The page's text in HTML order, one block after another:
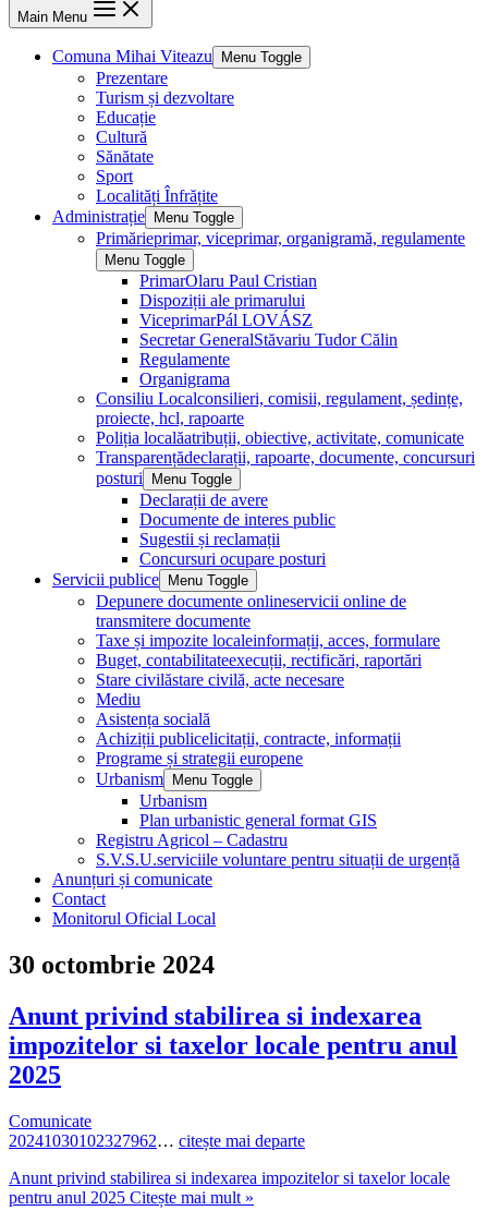
Main Menu
Comuna Mihai Viteazu Menu Toggle
Prezentare
Turism și dezvoltare
Educație
Cultură
Sănătate
Sport
Localități Înfrățite
Administrație
Menu Toggle
Primărieprimar, viceprimar, organigramă, regulamente
Menu Toggle
PrimarOlaru Paul Cristian
Dispoziții ale primarului
ViceprimarPál LOVÁSZ
Secretar GeneralStăvariu Tudor Călin
Regulamente
Organigrama
Consiliu Localconsilieri, comisii, regulament, ședințe,
proiecte, hcl, rapoarte
Poliția localăatribuții, obiective, activitate, comunicate
Transparențădeclarații, rapoarte, documente, concursuri
posturi
Menu Toggle
Declarații de avere
Documente de interes public
Sugestii și reclamații
Concursuri ocupare posturi
Servicii publice
Menu Toggle
Depunere documente onlineservicii online de
transmitere documente
Taxe și impozite localeinformații, acces, formulare
Buget, contabilitateexecuții, rectificări, raportări
Stare civilăstare civilă, acte necesare
Mediu
Asistența socială
Achiziții publicelicitații, contracte, informații
Programe și strategii europene
Urbanism
Menu Toggle
Urbanism
Plan urbanistic general format GIS
Registru Agricol – Cadastru
S.V.S.U.serviciile voluntare pentru situații de urgență
Anunțuri și comunicate
Contact
Monitorul Oficial Local
30 octombrie 2024
Anunt privind stabilirea si indexarea
impozitelor si taxelor locale pentru anul
2025
Comunicate
20241030102327962… citește mai departe
Anunt privind stabilirea si indexarea impozitelor si taxelor locale
pentru anul 2025 Citește mai mult »